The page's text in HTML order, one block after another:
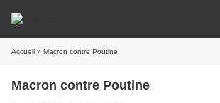
Accueil » Macron contre Poutine
Macron contre Poutine